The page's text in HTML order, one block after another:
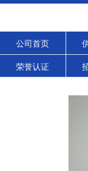
公司首页
荣誉认证